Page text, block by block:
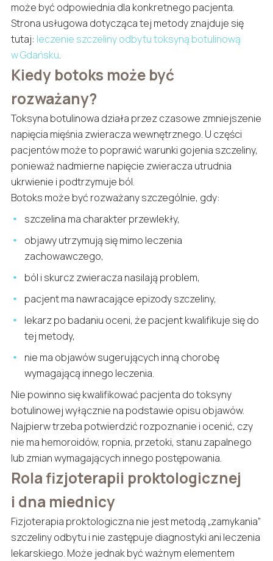
może być odpowiednia dla konkretnego pacjenta.
Strona usługowa dotycząca tej metody znajduje się
tutaj: leczenie szczeliny odbytu toksyną botulinową
w Gdańsku.
Kiedy botoks może być
rozważany?
Toksyna botulinowa działa przez czasowe zmniejszenie
napięcia mięśnia zwieracza wewnętrznego. U części
pacjentów może to poprawić warunki gojenia szczeliny,
ponieważ nadmierne napięcie zwieracza utrudnia
ukrwienie i podtrzymuje ból.
Botoks może być rozważany szczególnie, gdy:
szczelina ma charakter przewlekły,
objawy utrzymują się mimo leczenia
zachowawczego,
ból i skurcz zwieracza nasilają problem,
pacjent ma nawracające epizody szczeliny,
lekarz po badaniu oceni, że pacjent kwalifikuje się do
tej metody,
nie ma objawów sugerujących inną chorobę
wymagającą innego leczenia.
Nie powinno się kwalifikować pacjenta do toksyny
botulinowej wyłącznie na podstawie opisu objawów.
Najpierw trzeba potwierdzić rozpoznanie i ocenić, czy
nie ma hemoroidów, ropnia, przetoki, stanu zapalnego
lub zmian wymagających innego postępowania.
Rola fizjoterapii proktologicznej
i dna miednicy
Fizjoterapia proktologiczna nie jest metodą „zamykania”
szczeliny odbytu i nie zastępuje diagnostyki ani leczenia
lekarskiego. Może jednak być ważnym elementem